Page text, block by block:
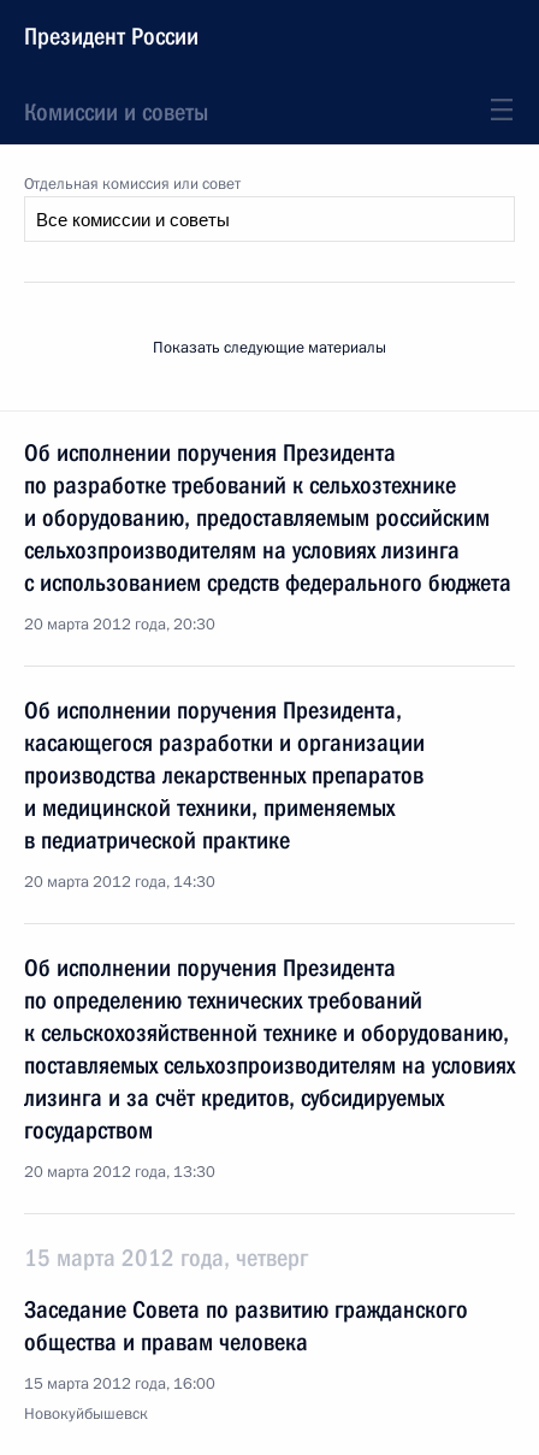
Президент России
Комиссии и советы
Отдельная комиссия или совет
Показать следующие материалы
Об исполнении поручения Президента
по разработке требований к сельхозтехнике
и оборудованию, предоставляемым российским
сельхозпроизводителям на условиях лизинга
с использованием средств федерального бюджета
20 марта 2012 года, 20:30
Об исполнении поручения Президента,
касающегося разработки и организации
производства лекарственных препаратов
и медицинской техники, применяемых
в педиатрической практике
20 марта 2012 года, 14:30
Об исполнении поручения Президента
по определению технических требований
к сельскохозяйственной технике и оборудованию,
поставляемых сельхозпроизводителям на условиях
лизинга и за счёт кредитов, субсидируемых
государством
20 марта 2012 года, 13:30
15 марта 2012 года, четверг
Заседание Совета по развитию гражданского
общества и правам человека
15 марта 2012 года, 16:00
Новокуйбышевск